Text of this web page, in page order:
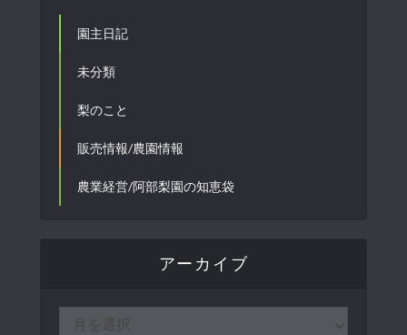
園主日記
未分類
梨のこと
販売情報/農園情報
農業経営/阿部梨園の知恵袋
アーカイブ